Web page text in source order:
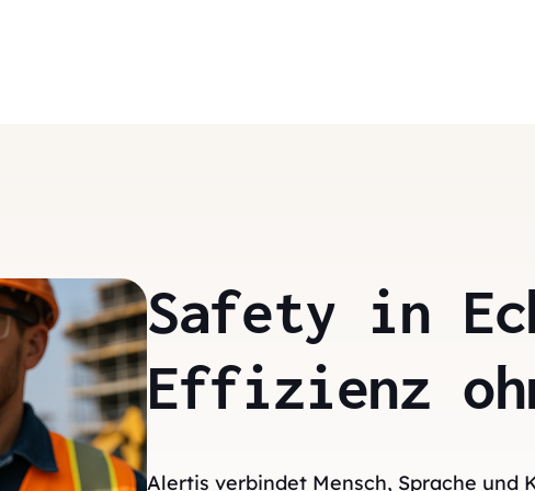
Safety in
Effizienz
Alertis verbindet Mensch, Sprache und